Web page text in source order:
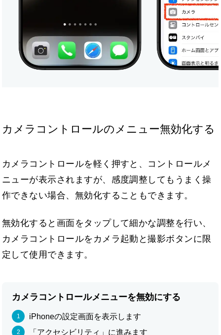
カメラコントロールのメニュー無効化する
カメラコントロールを軽く押すと、コントロールメ
ニューが表示されますが、感度調整してもうまく操
作できない場合、無効化することもできます。
無効化すると画面をタップして細かな調整を行い、
カメラコントロールをカメラ起動と撮影ボタンに限
定して使用できます。
カメラコントロールメニューを無効にする
iPhoneの設定画面を表示します
「アクセシビリティ」に進みます